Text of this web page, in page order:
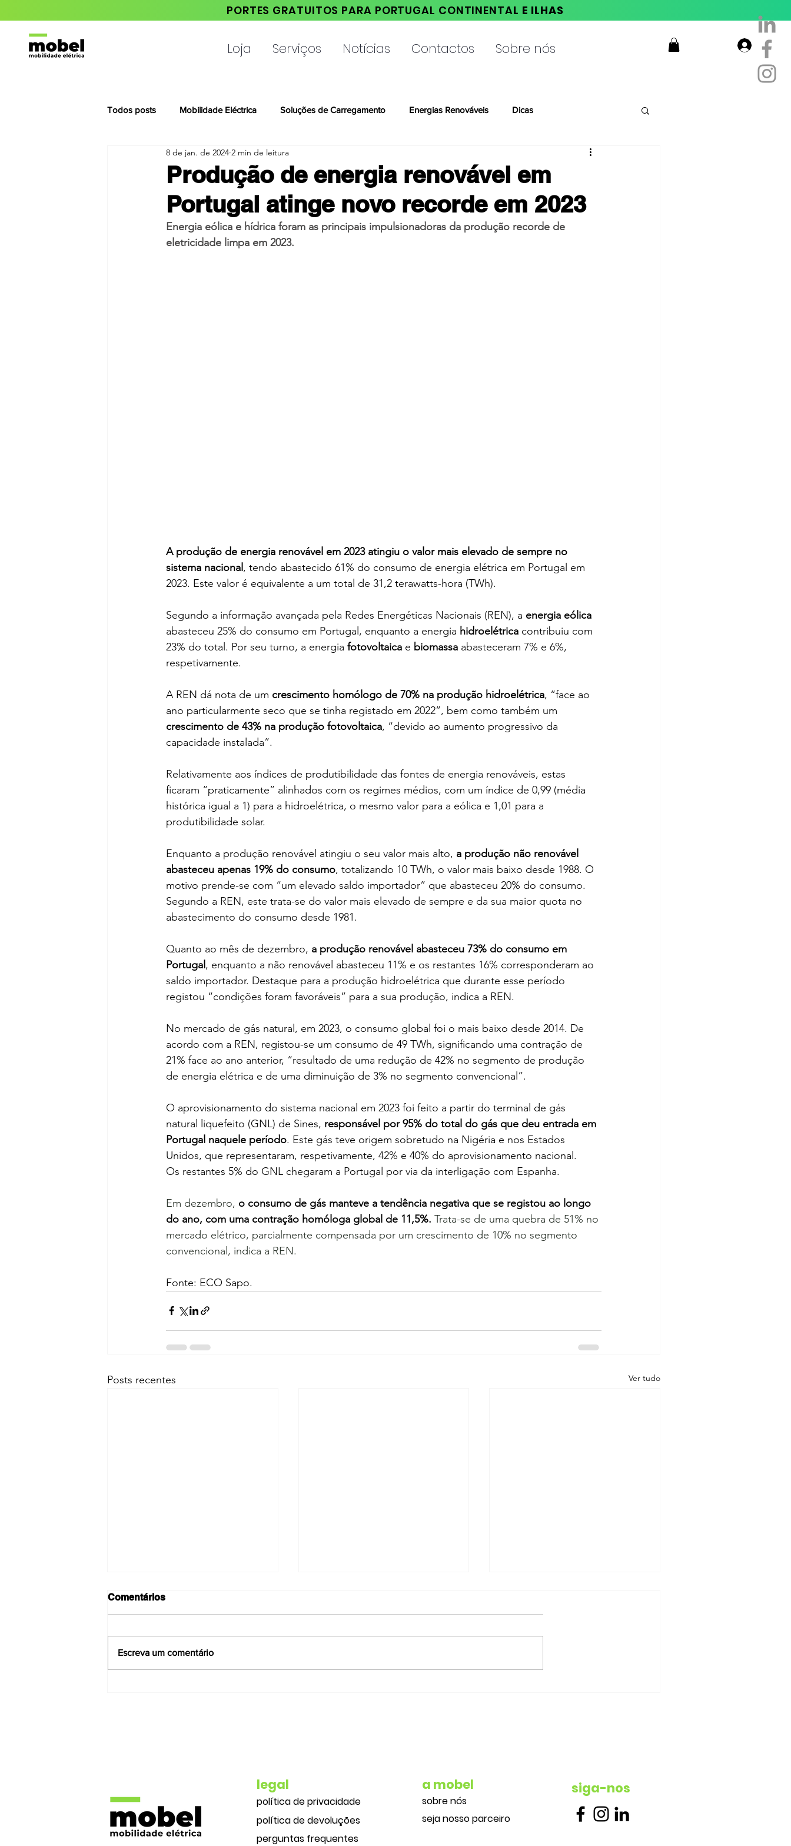
PORTES GRATUITOS PARA PORTUGAL CONTINENTAL E ILHAS
Loja Serviços Notícias Contactos Sobre nós Login
Todos posts Mobilidade Eléctrica Soluções de Carregamento Energias Renováveis Dicas
Notícias da Habita Mais
Produção de energia renovável em
Portugal atinge novo recorde em 2023
8 de jan. de 2024 2 min de leitura
Energia eólica e hídrica foram as principais impulsionadoras da produção recorde de
eletricidade limpa em 2023.
A produção de energia renovável em 2023 atingiu o valor mais elevado de sempre no
sistema nacional , tendo abastecido 61% do consumo de energia elétrica em Portugal em
2023. Este valor é equivalente a um total de 31,2 terawatts-hora (TWh).
Segundo a informação avançada pela Redes Energéticas Nacionais (REN), a energia eólica
abasteceu 25% do consumo em Portugal, enquanto a energia hidroelétrica contribuiu com
23% do total. Por seu turno, a energia fotovoltaica e biomassa abasteceram 7% e 6%,
respetivamente.
A REN dá nota de um crescimento homólogo de 70% na produção hidroelétrica, “face ao
ano particularmente seco que se tinha registado em 2022”, bem como também um
crescimento de 43% na produção fotovoltaica, “devido ao aumento progressivo da
capacidade instalada”.
Relativamente aos índices de produtibilidade das fontes de energia renováveis, estas
ficaram “praticamente” alinhados com os regimes médios, com um índice de 0,99 (média
histórica igual a 1) para a hidroelétrica, o mesmo valor para a eólica e 1,01 para a
produtibilidade solar.
Enquanto a produção renovável atingiu o seu valor mais alto, a produção não renovável
abasteceu apenas 19% do consumo, totalizando 10 TWh, o valor mais baixo desde 1988. O
motivo prende-se com “um elevado saldo importador” que abasteceu 20% do consumo.
Segundo a REN, este trata-se do valor mais elevado de sempre e da sua maior quota no
abastecimento do consumo desde 1981.
Quanto ao mês de dezembro, a produção renovável abasteceu 73% do consumo em
Portugal , enquanto a não renovável abasteceu 11% e os restantes 16% corresponderam ao
saldo importador. Destaque para a produção hidroelétrica que durante esse período
registou “condições foram favoráveis” para a sua produção, indica a REN.
No mercado de gás natural, em 2023, o consumo global foi o mais baixo desde 2014. De
acordo com a REN, registou-se um consumo de 49 TWh, significando uma contração de
21% face ao ano anterior, “resultado de uma redução de 42% no segmento de produção
de energia elétrica e de uma diminuição de 3% no segmento convencional”.
O aprovisionamento do sistema nacional em 2023 foi feito a partir do terminal de gás
natural liquefeito (GNL) de Sines, responsável por 95% do total do gás que deu entrada em
Portugal naquele período. Este gás teve origem sobretudo na Nigéria e nos Estados
Unidos, que representaram, respetivamente, 42% e 40% do aprovisionamento nacional.
Os restantes 5% do GNL chegaram a Portugal por via da interligação com Espanha.
Em dezembro, o consumo de gás manteve a tendência negativa que se registou ao longo
do ano, com uma contração homóloga global de 11,5%. Trata-se de uma quebra de 51% no
mercado elétrico, parcialmente compensada por um crescimento de 10% no segmento
convencional, indica a REN.
Fonte: ECO Sapo.
Posts recentes Ver tudo
Comentários
Escreva um comentário
legal
política de privacidade
política de devoluções
perguntas frequentes
a mobel
sobre nós
seja nosso parceiro
siga-nos